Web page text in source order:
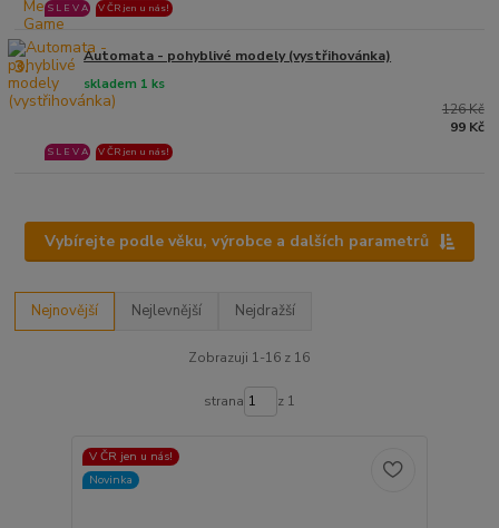
S L E V A V ČR jen u nás!
3. Automata - pohyblivé modely (vystřihovánka)
skladem 1 ks
S L E V A V ČR jen u nás!
126 Kč
99 Kč
Vybírejte podle věku, výrobce a dalších parametrů
Nejnovější Nejlevnější Nejdražší
Zobrazuji 1-16 z 16
strana z 1
V ČR jen u nás!
Novinka